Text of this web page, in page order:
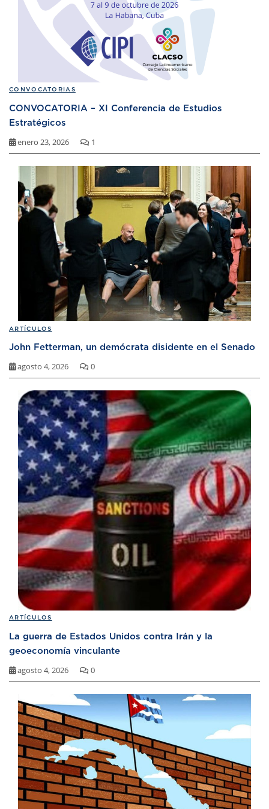
CONVOCATORIAS
CONVOCATORIA – XI Conferencia de Estudios
Estratégicos
enero 23, 2026 1
ARTÍCULOS
John Fetterman, un demócrata disidente en el Senado
agosto 4, 2026 0
ARTÍCULOS
La guerra de Estados Unidos contra Irán y la
geoeconomía vinculante
agosto 4, 2026 0